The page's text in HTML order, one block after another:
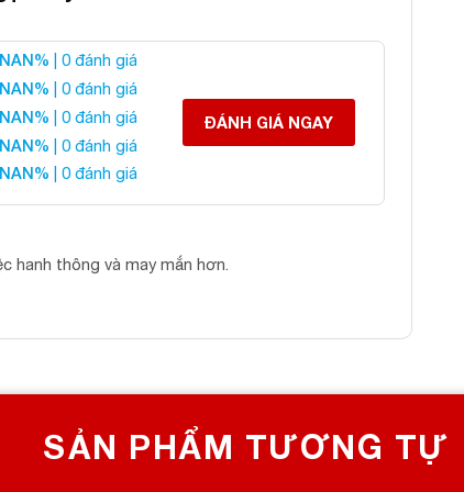
Phúc Ngọc Onyx Đa Sắc
NAN% | 0 đánh giá
NAN% | 0 đánh giá
NAN% | 0 đánh giá
NAN% | 0 đánh giá
NAN% | 0 đánh giá
ĐÁNH GIÁ NGAY
hanh thông và may mắn hơn.
SẢN PHẨM TƯƠNG TỰ